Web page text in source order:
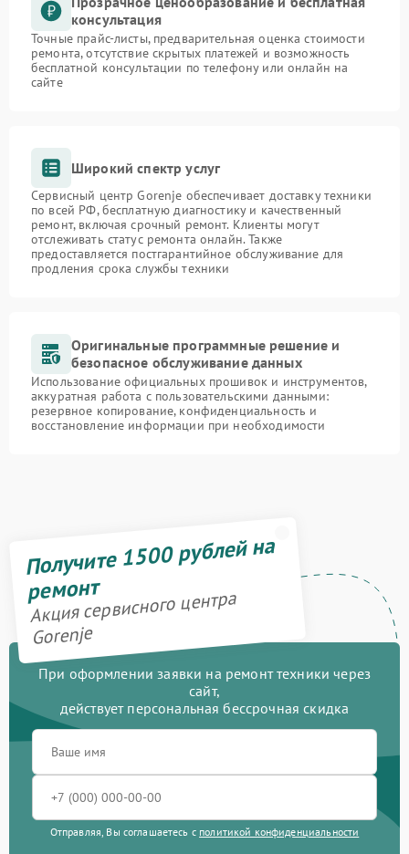
консультация
Точные прайс-листы, предварительная оценка стоимости
ремонта, отсутствие скрытых платежей и возможность
бесплатной консультации по телефону или онлайн на
сайте
Широкий спектр услуг
Сервисный центр Gorenje обеспечивает доставку техники
по всей РФ, бесплатную диагностику и качественный
ремонт, включая срочный ремонт. Клиенты могут
отслеживать статус ремонта онлайн. Также
предоставляется постгарантийное обслуживание для
продления срока службы техники
Оригинальные программные решение и
безопасное обслуживание данных
Использование официальных прошивок и инструментов,
аккуратная работа с пользовательскими данными:
резервное копирование, конфиденциальность и
восстановление информации при необходимости
Получите 1500 рублей на
ремонт
Акция сервисного центра
Gorenje
При оформлении заявки на ремонт техники через
сайт,
действует персональная бессрочная скидка
Отправляя, Вы соглашаетесь с политикой конфиденциальности